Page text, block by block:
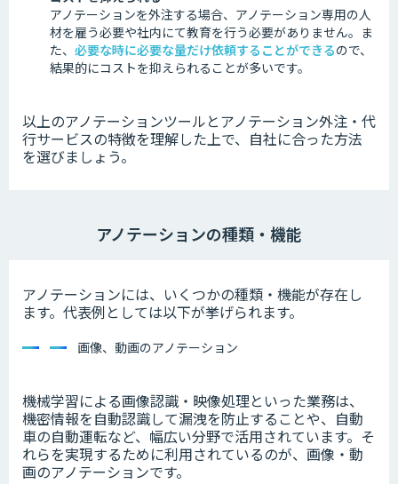
アノテーションを外注する場合、アノテーション専用の人
材を雇う必要や社内にて教育を行う必要がありません。ま
た、 必要な時に必要な量だけ依頼することができるので、
結果的にコストを抑えられることが多いです。
以上のアノテーションツールとアノテーション外注・代
行サービスの特徴を理解した上で、自社に合った方法
を選びましょう。
アノテーションの種類・機能
アノテーションには、いくつかの種類・機能が存在し
ます。代表例としては以下が挙げられます。
画像、動画のアノテーション
機械学習による画像認識・映像処理といった業務は、
機密情報を自動認識して漏洩を防止することや、自動
車の自動運転など、幅広い分野で活用されています。そ
れらを実現するために利用されているのが、画像・動
画のアノテーションです。